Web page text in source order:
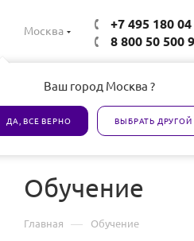
Москва
Ваш город Москва ?
ДА, ВСЕ ВЕРНО ВЫБРАТЬ ДРУГОЙ
+7 495 180 04
8 800 50 500
Все товары сертифицированы
Обучение
Главная — Обучение